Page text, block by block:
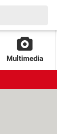
Multimedia